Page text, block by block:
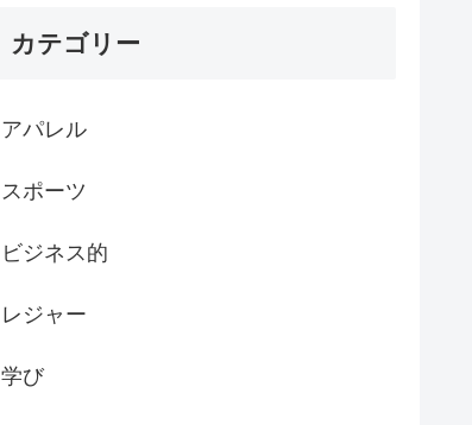
カテゴリー
アパレル
スポーツ
ビジネス的
レジャー
学び